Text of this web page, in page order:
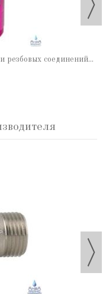
резбовых соединений...